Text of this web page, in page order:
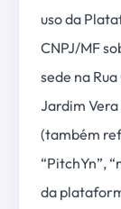
uso da
CNPJ/MF
sede na
Jardim
(também
“PitchYn”,
da